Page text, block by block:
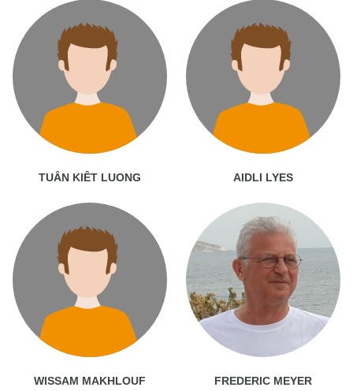
TUÂN KIÊT LUONG AIDLI LYES
WISSAM MAKHLOUF FREDERIC MEYER